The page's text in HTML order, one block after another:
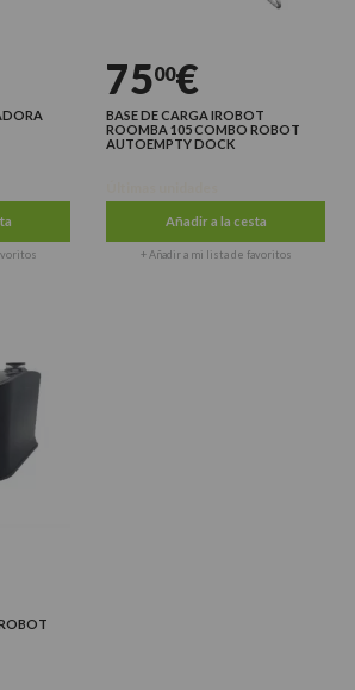
7500€
BASE DE CARGA IROBOT
ROOMBA 105 COMBO ROBOT
AUTOEMPTY DOCK
Añadir a la cesta
+ Añadir a mi lista de favoritos